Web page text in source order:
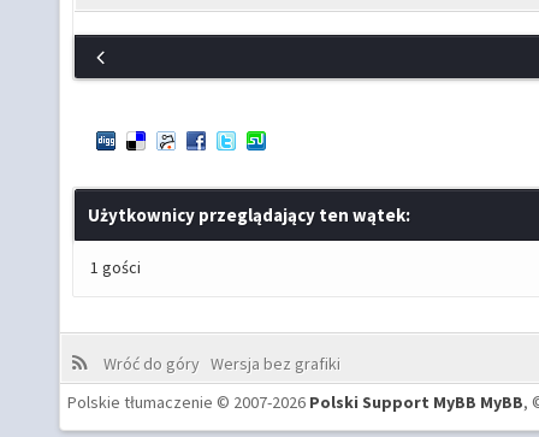
Użytkownicy przeglądający ten wątek:
1 gości
Wróć do góry Wersja bez grafiki
Polskie tłumaczenie © 2007-2026 Polski Support MyBB MyBB,